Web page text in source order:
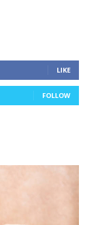
LIKE
FOLLOW